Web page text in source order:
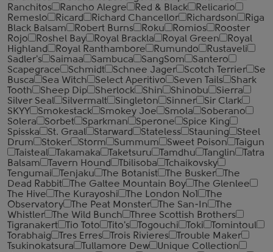
Ranchitos
Rancho Alegre Red & Black
Relicario
Remeslo
Ricard Richard Chancellor Richardson
Riga
Black Balsam
Robert Burns Roku Romios
Rooster
Rojo
Roshel Bay Royal Brackla Royal Green
Royal
Highland
Royal Ranthambore Rumundo
Rustaveli
Sadler's
Saimaa Sambuca SangSom
Santero
Scapegrace
Schmidt Schnee Jager Scotch Terrier
Se
Busca
Sea Witch Select Aperitivo Seven Tails
Shark
Tooth
Sheep Dip Sherlock Shin Shinobu
Sierra
Silver Seal
Silvermalt Singleton Sinner
Sir Clark
SKYY
Smokestack Smokey Joe Smola
Soberano
Solera
Sorbet Sparkman Sperone
Spice King
Spisska
St. Graal Starward Stateless Stauning
Steel
Drum
Stoker Storm Summum Sweet Poison
Taigun
Taisteal
Takamaka Taketsuru Tamdhu Tanglin
Tatra
Balsam
Tavern Hound Tbilisoba
Tchaikovsky
Tengumai
Tenjaku The Botanist The Busker
The
Dead Rabbit
The Galtee Mountain Boy
The Glenlee
The Hive
The Kurayoshi The London №1
The
Observatory
The Peat Monster The San-In
The
Whistler
The Wild Bunch
Three Scottish Brothers
Tigranakert
Tio Toto Tito's Togouchi Toki
Tomintoul
Torabhaig
Tres Erres Trois Rivieres
Trouble Maker
Tsukinokatsura
Tullamore Dew
Unique Collection